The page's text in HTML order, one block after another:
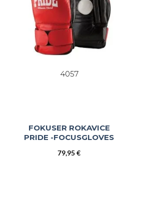
4057
FOKUSER ROKAVICE
PRIDE -FOCUSGLOVES
79,95€